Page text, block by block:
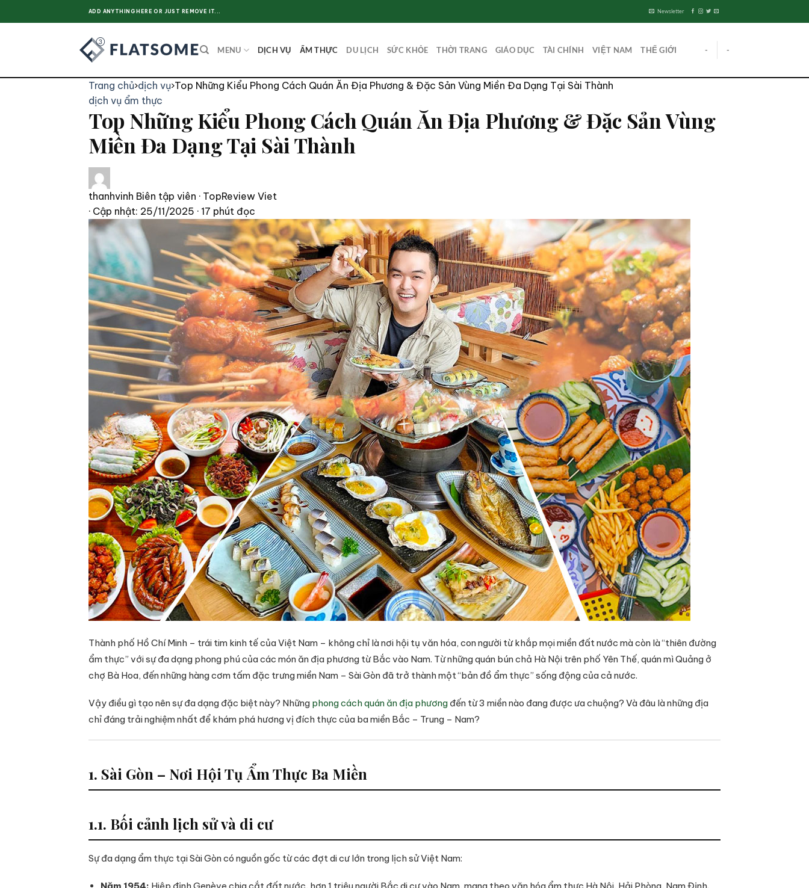
to
ADD ANYTHING HERE OR JUST REMOVE IT... Newsletter
MENU DỊCH VỤ ẨM THỰC DU LỊCH SỨC KHỎE THỜI TRANG GIÁO DỤC TÀI CHÍNH VIỆT NAM THẾ GIỚI - -
Trang chủ›dịch vụ›Top Những Kiểu Phong Cách Quán Ăn Địa Phương & Đặc Sản Vùng Miền Đa Dạng Tại Sài Thành
dịch vụ ẩm thực
Top Những Kiểu Phong Cách Quán Ăn Địa Phương & Đặc Sản Vùng
Miền Đa Dạng Tại Sài Thành
thanhvinh Biên tập viên · TopReview Viet
· Cập nhật: 25/11/2025 · 17 phút đọc
Thành phố Hồ Chí Minh – trái tim kinh tế của Việt Nam – không chỉ là nơi hội tụ văn hóa, con người từ khắp mọi miền đất nước mà còn là “thiên đường
ẩm thực” với sự đa dạng phong phú của các món ăn địa phương từ Bắc vào Nam. Từ những quán bún chả Hà Nội trên phố Yên Thế, quán mì Quảng ở
chợ Bà Hoa, đến những hàng cơm tấm đặc trưng miền Nam – Sài Gòn đã trở thành một “bản đồ ẩm thực” sống động của cả nước.
Vậy điều gì tạo nên sự đa dạng đặc biệt này? Những phong cách quán ăn địa phương đến từ 3 miền nào đang được ưa chuộng? Và đâu là những địa
chỉ đáng trải nghiệm nhất để khám phá hương vị đích thực của ba miền Bắc – Trung – Nam?
1. Sài Gòn – Nơi Hội Tụ Ẩm Thực Ba Miền
1.1. Bối cảnh lịch sử và di cư
Sự đa dạng ẩm thực tại Sài Gòn có nguồn gốc từ các đợt di cư lớn trong lịch sử Việt Nam: